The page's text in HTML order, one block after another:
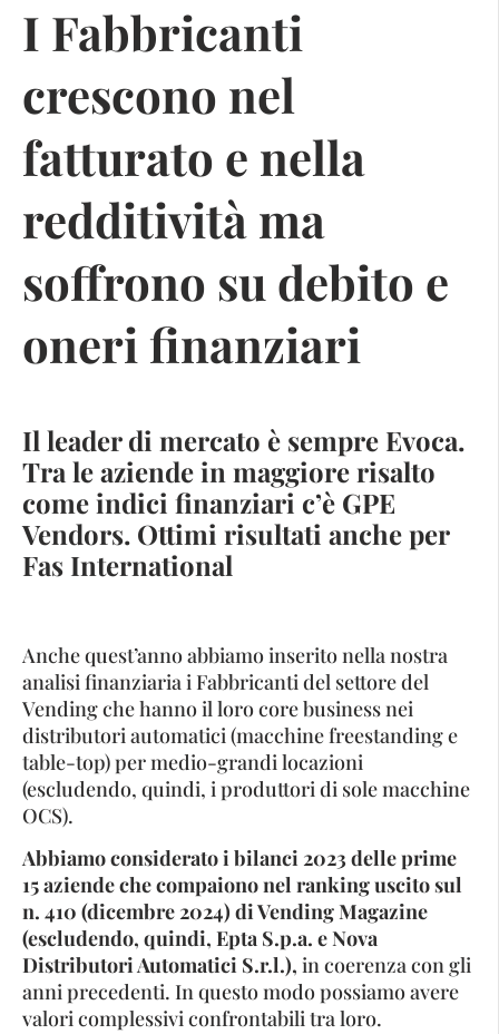
I Fabbricanti
crescono nel
fatturato e nella
redditività ma
soffrono su debito e
oneri finanziari
Il leader di mercato è sempre Evoca.
Tra le aziende in maggiore risalto
come indici finanziari c’è GPE
Vendors. Ottimi risultati anche per
Fas International
Anche quest’anno abbiamo inserito nella nostra
analisi finanziaria i Fabbricanti del settore del
Vending che hanno il loro core business nei
distributori automatici (macchine freestanding e
table-top) per medio-grandi locazioni
(escludendo, quindi, i produttori di sole macchine
OCS).
Abbiamo considerato i bilanci 2023 delle prime
15 aziende che compaiono nel ranking uscito sul
n. 410 (dicembre 2024) di Vending Magazine
(escludendo, quindi, Epta S.p.a. e Nova
Distributori Automatici S.r.l.), in coerenza con gli
anni precedenti. In questo modo possiamo avere
valori complessivi confrontabili tra loro.